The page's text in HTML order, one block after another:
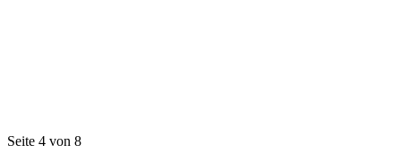
Seite 4 von 8